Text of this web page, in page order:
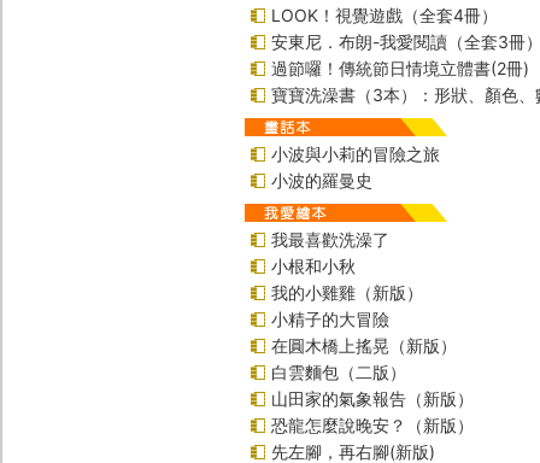
LOOK！視覺遊戲（全套4冊）
安東尼．布朗-我愛閱讀（全套3冊
過節囉！傳統節日情境立體書(2冊)
寶寶洗澡書（3本）：形狀、顏色、
小波與小莉的冒險之旅
小波的羅曼史
我最喜歡洗澡了
小根和小秋
我的小雞雞（新版）
小精子的大冒險
在圓木橋上搖晃（新版）
白雲麵包（二版）
山田家的氣象報告（新版）
恐龍怎麼說晚安？（新版）
先左腳，再右腳(新版)